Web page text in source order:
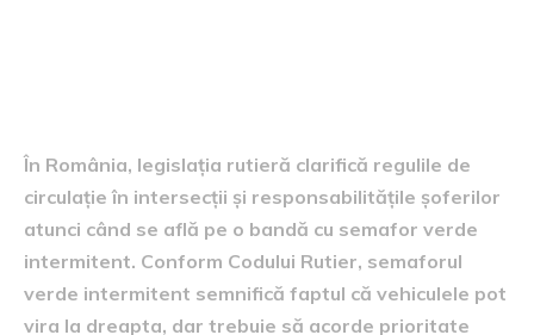
În România, legislația rutieră clarifică regulile de
circulație în intersecții și responsabilitățile șoferilor
atunci când se află pe o bandă cu semafor verde
intermitent. Conform Codului Rutier, semaforul
verde intermitent semnifică faptul că vehiculele pot
vira la dreapta, dar trebuie să acorde prioritate